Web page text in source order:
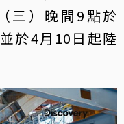
三）晚間9點於
於4月10日起陸